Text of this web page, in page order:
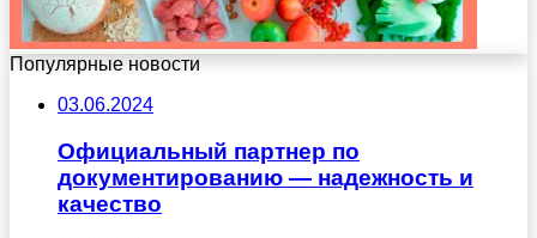
Популярные новости
03.06.2024
Официальный партнер по
документированию — надежность и
качество